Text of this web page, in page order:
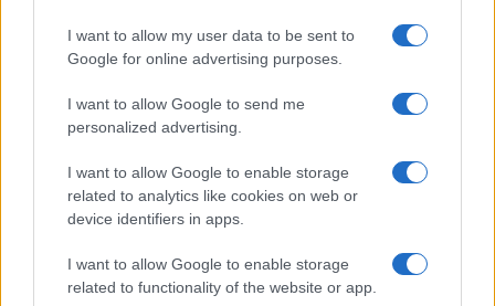
I want to allow my user data to be sent to
Google for online advertising purposes.
I want to allow Google to send me
personalized advertising.
I want to allow Google to enable storage
related to analytics like cookies on web or
device identifiers in apps.
I want to allow Google to enable storage
related to functionality of the website or app.
ritrova la strada
Nuovi stalli residenti a Palau, il Comune
completa l’iter